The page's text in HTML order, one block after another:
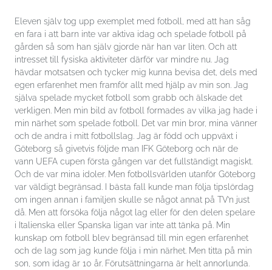
Eleven själv tog upp exemplet med fotboll, med att han såg
en fara i att barn inte var aktiva idag och spelade fotboll på
gården så som han själv gjorde när han var liten. Och att
intresset till fysiska aktiviteter därför var mindre nu. Jag
hävdar motsatsen och tycker mig kunna bevisa det, dels med
egen erfarenhet men framför allt med hjälp av min son. Jag
själva spelade mycket fotboll som grabb och älskade det
verkligen. Men min bild av fotboll formades av vilka jag hade i
min närhet som spelade fotboll. Det var min bror, mina vänner
och de andra i mitt fotbollslag. Jag är född och uppväxt i
Göteborg så givetvis följde man IFK Göteborg och när de
vann UEFA cupen första gången var det fullständigt magiskt.
Och de var mina idoler. Men fotbollsvärlden utanför Göteborg
var väldigt begränsad. I bästa fall kunde man följa tipslördag
om ingen annan i familjen skulle se något annat på TV’n just
då. Men att försöka följa något lag eller för den delen spelare
i Italienska eller Spanska ligan var inte att tänka på. Min
kunskap om fotboll blev begränsad till min egen erfarenhet
och de lag som jag kunde följa i min närhet. Men titta på min
son, som idag är 10 år. Förutsättningarna är helt annorlunda.
Upplevelse
För att vår
hemsida ska
prestera så
bra som
möjligt under
ditt besök.
Om du nekar
de här
kakorna
kommer viss
funktionalitet
att försvinna
från
hemsidan.
Marknadsföring
Genom att dela
med dig av dina
intressen och ditt
beteende när du
surfar ökar du
chansen att få se